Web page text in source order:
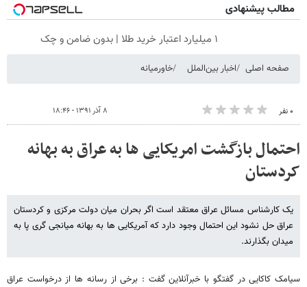
مطالب پیشنهادی
۱ میلیارد اعتبار خرید طلا | بدون ضامن و چک
صفحه اصلی اخبار بین‌الملل خاورمیانه
۰ نفر ۸ آذر ۱۳۹۱ - ۱۸:۴۶
احتمال بازگشت امریکایی ها به عراق به بهانه
کردستان
یک کارشناس مسائل عراق معتقد است اگر بحران میان دولت مرکزی و کردستان
عراق حل نشود این احتمال وجود دارد که آمریکایی ها به بهانه میانجی گری پا به
میدان بگذارند.
سیامک کاکایی در گفتگو با خبرآنلاین گفت : برخی از رسانه ها از درخواست عراق